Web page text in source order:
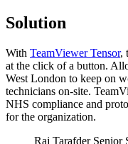
Solution
With TeamViewer Tensor,
at the click of a button.
West London to keep on
technicians on-site.
NHS compliance and
for the organization.
Raj Tarafder Senior